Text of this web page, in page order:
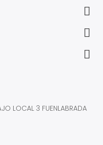



LOCAL 3 FUENLABRADA